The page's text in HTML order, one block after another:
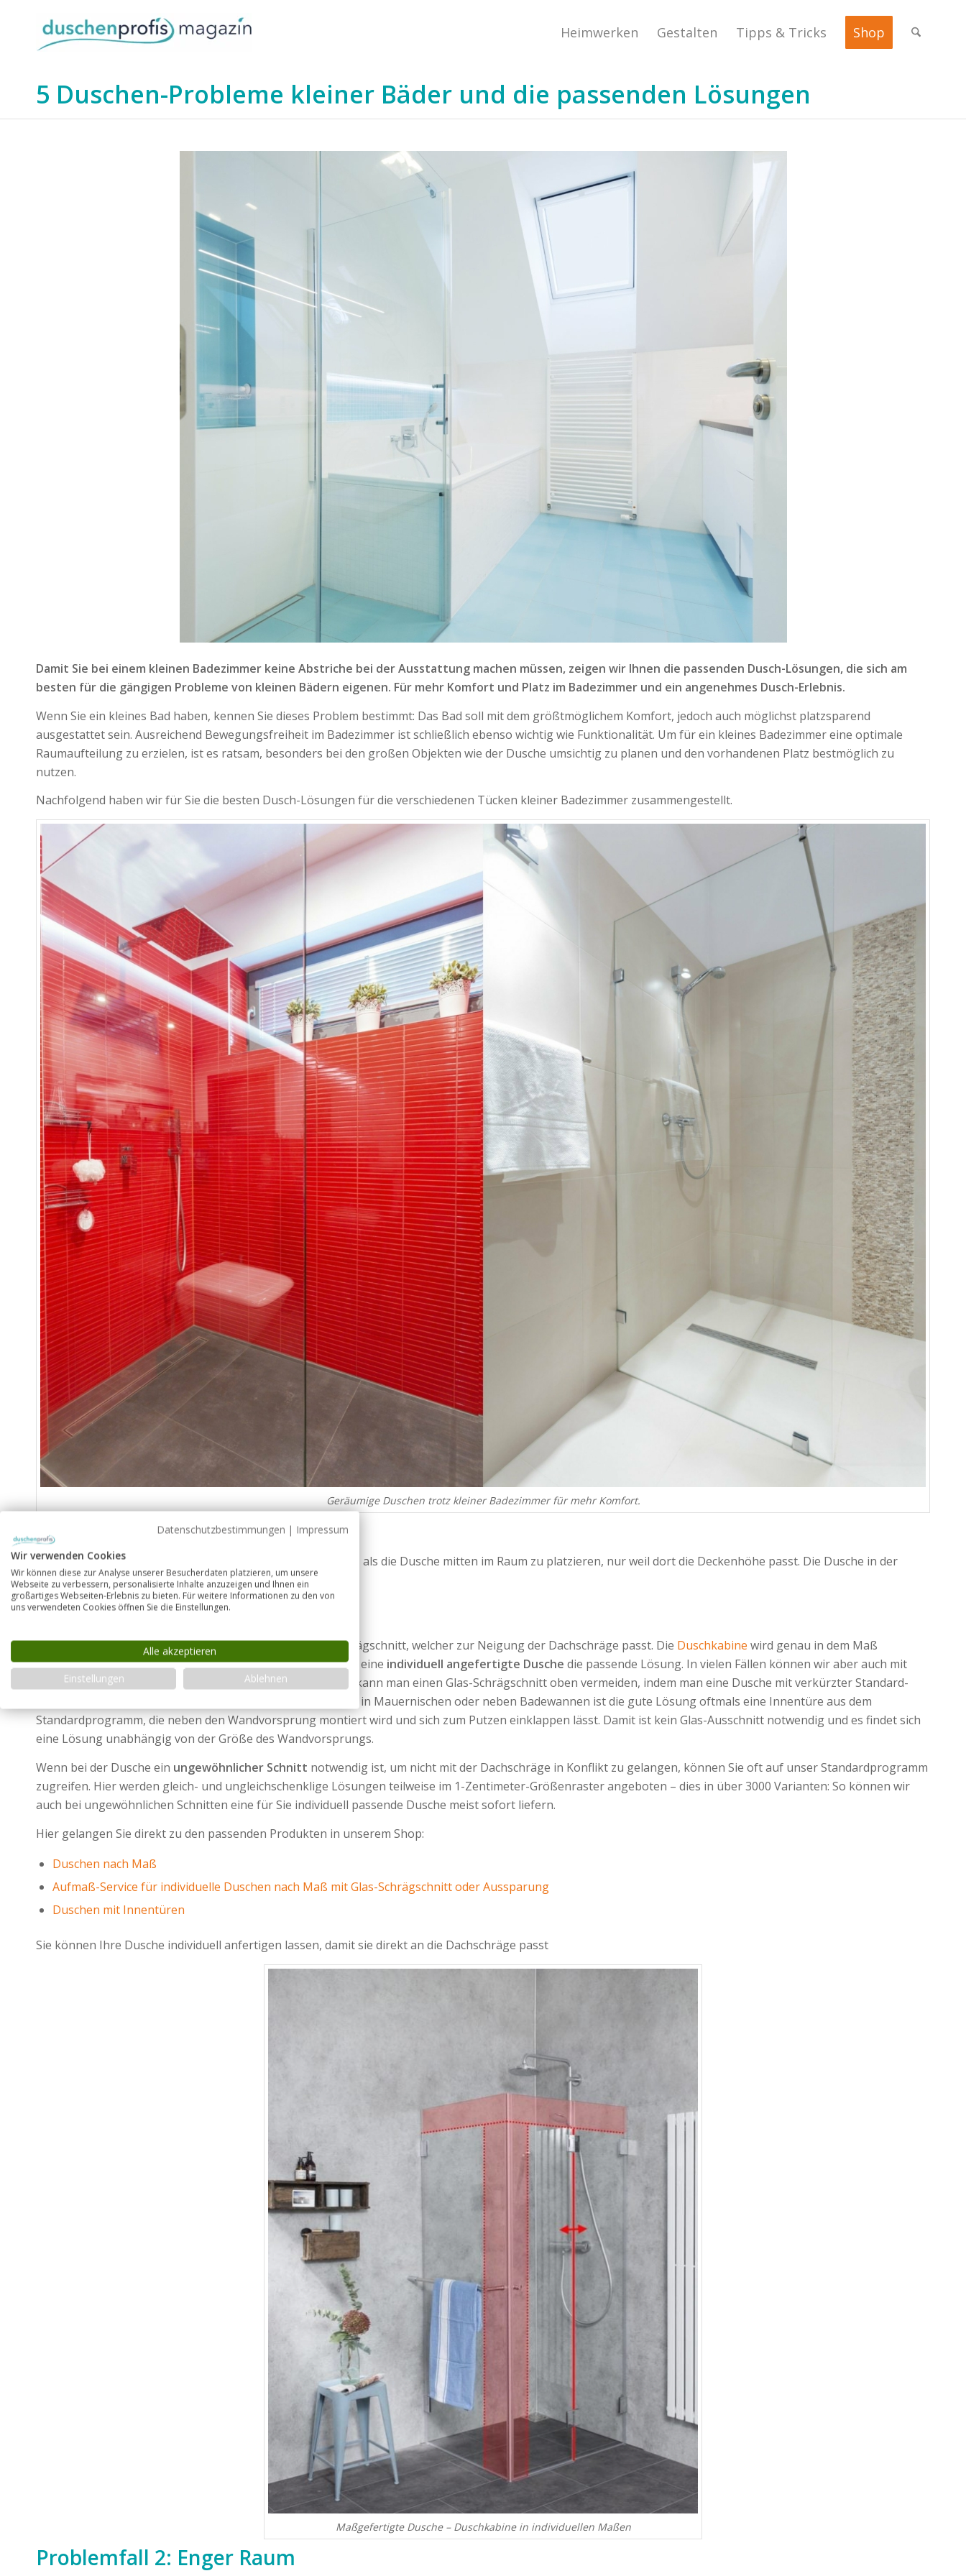
Heimwerken Gestalten Tipps & Tricks Shop
5 Duschen-Probleme kleiner Bäder und die passenden Lösungen
Damit Sie bei einem kleinen Badezimmer keine Abstriche bei der Ausstattung machen müssen, zeigen wir Ihnen die passenden Dusch-Lösungen, die sich am
besten für die gängigen Probleme von kleinen Bädern eigenen. Für mehr Komfort und Platz im Badezimmer und ein angenehmes Dusch-Erlebnis.
Wenn Sie ein kleines Bad haben, kennen Sie dieses Problem bestimmt: Das Bad soll mit dem größtmöglichem Komfort, jedoch auch möglichst platzsparend
ausgestattet sein. Ausreichend Bewegungsfreiheit im Badezimmer ist schließlich ebenso wichtig wie Funktionalität. Um für ein kleines Badezimmer eine optimale
Raumaufteilung zu erzielen, ist es ratsam, besonders bei den großen Objekten wie der Dusche umsichtig zu planen und den vorhandenen Platz bestmöglich zu
nutzen.
Nachfolgend haben wir für Sie die besten Dusch-Lösungen für die verschiedenen Tücken kleiner Badezimmer zusammengestellt.
Geräumige Duschen trotz kleiner Badezimmer für mehr Komfort.
Problemfall 1: Dachschräge
Wenn Ihr Bad Dachschrägen hat, gibt es bessere Lösungen, als die Dusche mitten im Raum zu platzieren, nur weil dort die Deckenhöhe passt. Die Dusche in der
Dachschräge ist machbar!
Die beste Lösung ist eine Duschkabine mit einem Glas-Schrägschnitt, welcher zur Neigung der Dachschräge passt. Die Duschkabine wird genau in dem Maß
gefertigt, das Sie benötigen. Auch bei Wandvorsprüngen ist eine individuell angefertigte Dusche die passende Lösung. In vielen Fällen können wir aber auch mit
dem Standardprogramm ohne Maßanfertigung helfen. Oft kann man einen Glas-Schrägschnitt oben vermeiden, indem man eine Dusche mit verkürzter Standard-
Glashöhe von 173 Zentimeter wählt. Bei Wandvorsprüngen, in Mauernischen oder neben Badewannen ist die gute Lösung oftmals eine Innentüre aus dem
Standardprogramm, die neben den Wandvorsprung montiert wird und sich zum Putzen einklappen lässt. Damit ist kein Glas-Ausschnitt notwendig und es findet sich
eine Lösung unabhängig von der Größe des Wandvorsprungs.
Wenn bei der Dusche ein ungewöhnlicher Schnitt notwendig ist, um nicht mit der Dachschräge in Konflikt zu gelangen, können Sie oft auf unser Standardprogramm
zugreifen. Hier werden gleich- und ungleichschenklige Lösungen teilweise im 1-Zentimeter-Größenraster angeboten – dies in über 3000 Varianten: So können wir
auch bei ungewöhnlichen Schnitten eine für Sie individuell passende Dusche meist sofort liefern.
Hier gelangen Sie direkt zu den passenden Produkten in unserem Shop:
Duschen nach Maß
Aufmaß-Service für individuelle Duschen nach Maß mit Glas-Schrägschnitt oder Aussparung
Duschen mit Innentüren
Sie können Ihre Dusche individuell anfertigen lassen, damit sie direkt an die Dachschräge passt
Maßgefertigte Dusche – Duschkabine in individuellen Maßen
Problemfall 2: Enger Raum
Datenschutzbestimmungen | Impressum
Wir verwenden Cookies
Wir können diese zur Analyse unserer Besucherdaten platzieren, um unsere
Webseite zu verbessern, personalisierte Inhalte anzuzeigen und Ihnen ein
großartiges Webseiten-Erlebnis zu bieten. Für weitere Informationen zu den von
uns verwendeten Cookies öffnen Sie die Einstellungen.
Alle akzeptieren
Einstellungen
Ablehnen